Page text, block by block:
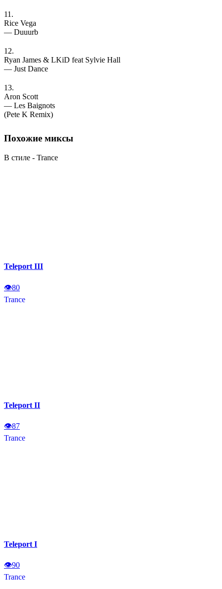
11.
Rice Vega
— Duuurb
12.
Ryan James & LKiD feat Sylvie Hall
— Just Dance
13.
Aron Scott
— Les Baignots
(Pete K Remix)
Похожие миксы
В стиле - Trance
Teleport III
👁80
Trance
Teleport II
👁87
Trance
Teleport I
👁90
Trance